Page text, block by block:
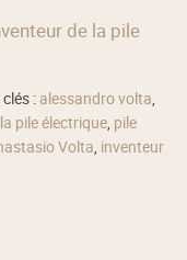
de la pile
: alessandro volta,
pile électrique, pile
Volta, inventeur